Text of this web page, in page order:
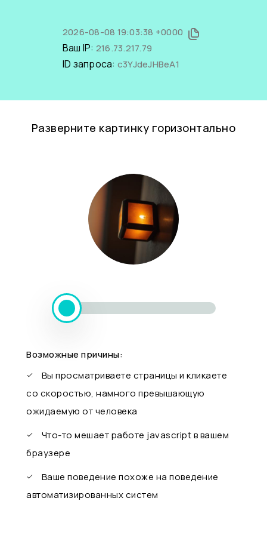
2026-08-08 19:03:38 +0000
Ваш IP: 216.73.217.79
ID запроса: c3YJdeJHBeA1
Разверните картинку горизонтально
Возможные причины:
Вы просматриваете страницы и кликаете
со скоростью, намного превышающую
ожидаемую от человека
Что-то мешает работе javascript в вашем
браузере
Ваше поведение похоже на поведение
автоматизированных систем